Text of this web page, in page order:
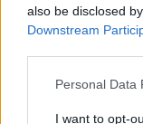
also be disclosed
Downstream
Please note that
not limited to your
Personal Data
I want to opt-